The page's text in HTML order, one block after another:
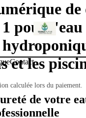
Contact
pour
et les
calculée lors du paiement.
de votre